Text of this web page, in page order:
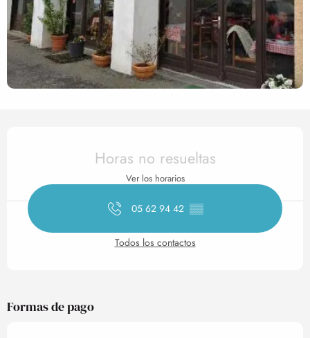
Horarios y datos de
Horas no resueltas
Ver los horarios
05 62 94 42 ▒▒
Todos los contactos
Formas de pago